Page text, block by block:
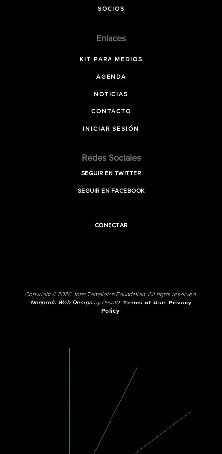
SOCIOS
Enlaces
KIT PARA MEDIOS
AGENDA
NOTICIAS
CONTACTO
INICIAR SESIÓN
Redes Sociales
SEGUIR EN TWITTER
SEGUIR EN FACEBOOK
CONECTAR
Copyright © 2026 John Templeton Foundation. All rights reserved.
Nonprofit Web Designby Push10. Terms of Use
Privacy
Policy